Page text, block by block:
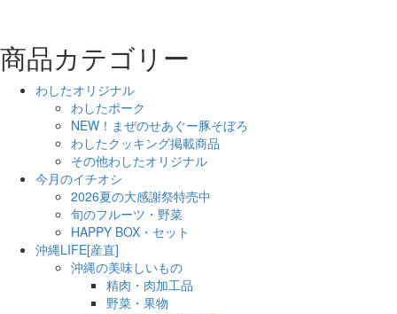
商品カテゴリー
わしたオリジナル
わしたポーク
NEW！まぜのせあぐー豚そぼろ
わしたクッキング掲載商品
その他わしたオリジナル
今月のイチオシ
2026夏の大感謝祭特売中
旬のフルーツ・野菜
HAPPY BOX・セット
沖縄LIFE[産直]
沖縄の美味しいもの
精肉・肉加工品
野菜・果物